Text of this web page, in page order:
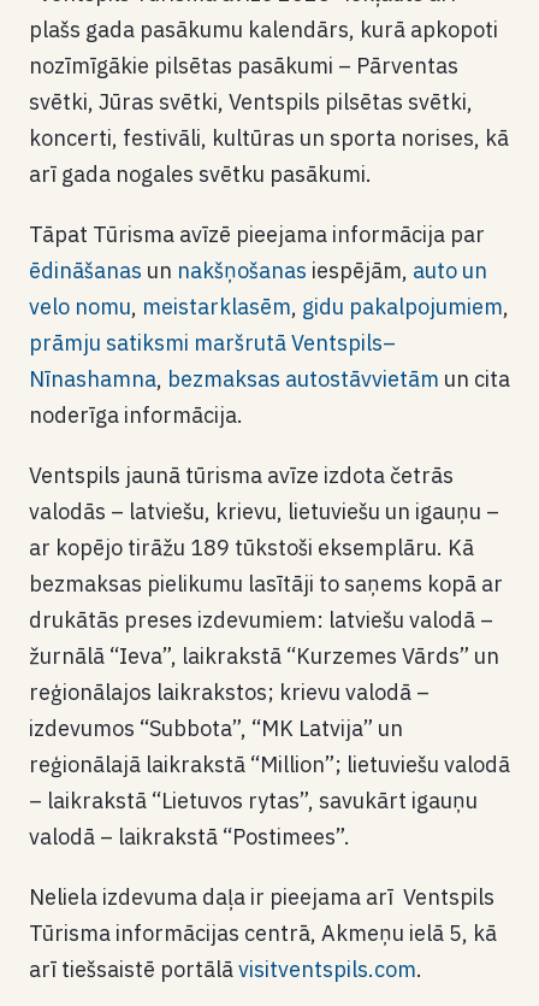
plašs gada pasākumu kalendārs, kurā apkopoti
nozīmīgākie pilsētas pasākumi – Pārventas
svētki, Jūras svētki, Ventspils pilsētas svētki,
koncerti, festivāli, kultūras un sporta norises, kā
arī gada nogales svētku pasākumi.
Tāpat Tūrisma avīzē pieejama informācija par
ēdināšanas un nakšņošanas iespējām, auto un
velo nomu, meistarklasēm, gidu pakalpojumiem,
prāmju satiksmi maršrutā Ventspils–
Nīnashamna, bezmaksas autostāvvietām un cita
noderīga informācija.
Ventspils jaunā tūrisma avīze izdota četrās
valodās – latviešu, krievu, lietuviešu un igauņu –
ar kopējo tirāžu 189 tūkstoši eksemplāru. Kā
bezmaksas pielikumu lasītāji to saņems kopā ar
drukātās preses izdevumiem: latviešu valodā –
žurnālā “Ieva”, laikrakstā “Kurzemes Vārds” un
reģionālajos laikrakstos; krievu valodā –
izdevumos “Subbota”, “MK Latvija” un
reģionālajā laikrakstā “Million”; lietuviešu valodā
– laikrakstā “Lietuvos rytas”, savukārt igauņu
valodā – laikrakstā “Postimees”.
Neliela izdevuma daļa ir pieejama arī Ventspils
Tūrisma informācijas centrā, Akmeņu ielā 5, kā
arī tiešsaistē portālāvisitventspils.com.